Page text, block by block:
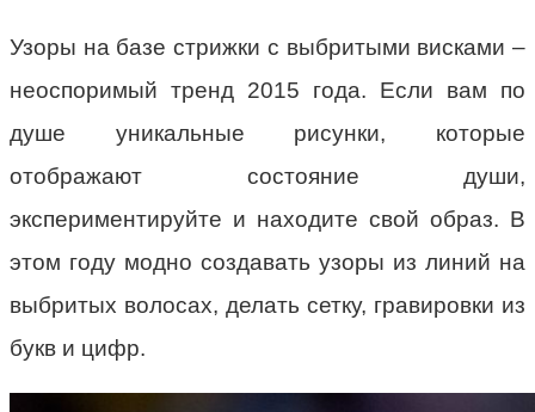
Узоры на базе стрижки с выбритыми висками –
неоспоримый тренд 2015 года. Если вам по
душе уникальные рисунки, которые
отображают состояние души,
экспериментируйте и находите свой образ. В
этом году модно создавать узоры из линий на
выбритых волосах, делать сетку, гравировки из
букв и цифр.